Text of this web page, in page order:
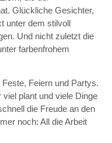
Glückliche Gesichter,
unter dem stilvoll
Und nicht zuletzt die
farbenfrohem
Feiern und Partys.
plant und viele Dinge
die Freude an den
noch: All die Arbeit